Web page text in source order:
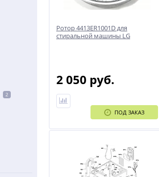
2
Ротор 4413ER1001D для
стиральной машины LG
2 050 руб.
ПОД ЗАКАЗ